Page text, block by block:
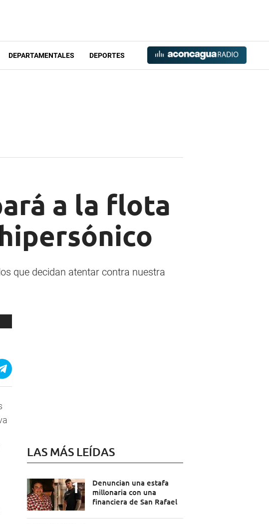
DEPARTAMENTALES DEPORTES
a la flota
que decidan atentar contra nuestra
LAS MÁS LEÍDAS
Denuncian una estafa
millonaria con una
financiera de San Rafael